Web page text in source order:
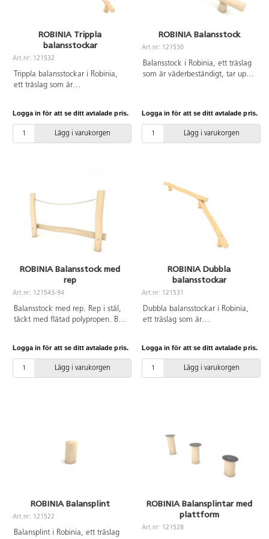
ålder och struktur. För den oljade
varianten rekommenderar vi
träolja vid behov.
ROBINIA Trippla
balansstockar
Art.nr: 121532
Trippla balansstockar i Robinia,
ett träslag som är
Vid installation ska alltid den
medföljande manualen
användas. Den senaste versionen
Logga in för att se ditt avtalade pris.
Lägg i varukorgen
ROBINIA Balansstock
Art.nr: 121530
Balansstock i Robinia, ett träslag
som är väderbeständigt, tar upp
användas. Den senaste versionen
finns att tillgå på begäran.
Leverantörens artikelnummer
Logga in för att se ditt avtalade pris.
Lägg i varukorgen
ROBINIA Balansstock med
rep
Art.nr: 121543-94
Balansstock med rep. Rep i stål,
täckt med flätad polypropen. Bas
vatten och är extremt hållbart.
Vid installation ska alltid den
medföljande manualen
Logga in för att se ditt avtalade pris.
Lägg i varukorgen
ROBINIA Dubbla
balansstockar
Art.nr: 121531
Dubbla balansstockar i Robinia,
ett träslag som är
Vid installation ska alltid den
medföljande manualen
användas. Den senaste versionen
Logga in för att se ditt avtalade pris.
Lägg i varukorgen
ROBINIA Balansplint
Art.nr: 121522
Balansplint i Robinia, ett träslag
ROBINIA Balansplintar med
plattform
Art.nr: 121528